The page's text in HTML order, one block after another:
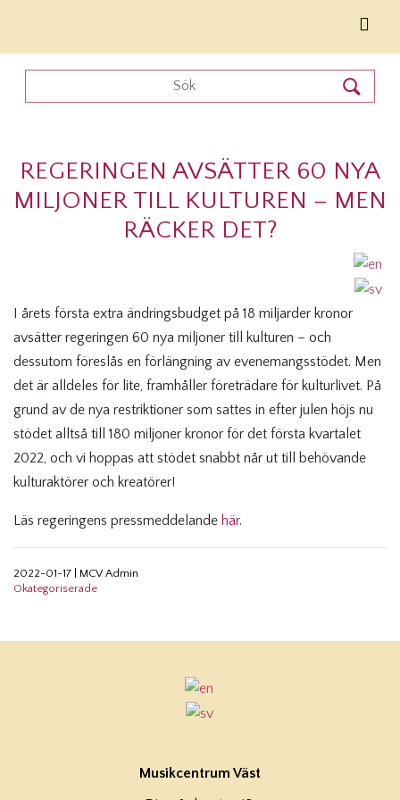
REGERINGEN AVSÄTTER 60 NYA
MILJONER TILL KULTUREN – MEN
RÄCKER DET?
I årets första extra ändringsbudget på 18 miljarder kronor
avsätter regeringen 60 nya miljoner till kulturen – och
dessutom föreslås en förlängning av evenemangsstödet. Men
det är alldeles för lite, framhåller företrädare för kulturlivet. På
grund av de nya restriktioner som sattes in efter julen höjs nu
stödet alltså till 180 miljoner kronor för det första kvartalet
2022, och vi hoppas att stödet snabbt når ut till behövande
kulturaktörer och kreatörer!
Läs regeringens pressmeddelande här.
2022-01-17
MCV Admin
Okategoriserade
Musikcentrum Väst